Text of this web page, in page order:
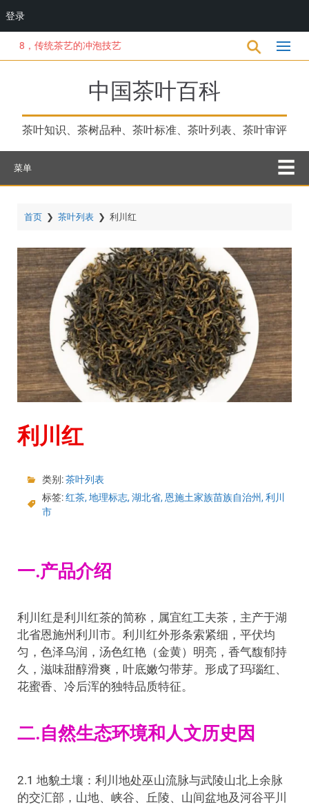
到
传统茶艺的冲泡技艺
中国茶叶百科
茶叶知识、茶树品种、茶叶标准、茶叶列表、茶叶审评
菜单
首页 ❯ 茶叶列表 ❯ 利川红
利川红
类别:茶叶列表
标签:红茶, 地理标志, 湖北省, 恩施土家族苗族自治州 , 利川
市
一.产品介绍
利川红是利川红茶的简称，属宜红工夫茶，主产于湖
北省恩施州利川市。利川红外形条索紧细，平伏均
匀，色泽乌润，汤色红艳（金黄）明亮，香气馥郁持
久，滋味甜醇滑爽，叶底嫩匀带芽。形成了玛瑙红、
花蜜香、冷后浑的独特品质特征。
二.自然生态环境和人文历史因
2.1 地貌土壤：利川地处巫山流脉与武陵山北上余脉
的交汇部，山地、峡谷、丘陵、山间盆地及河谷平川
登录